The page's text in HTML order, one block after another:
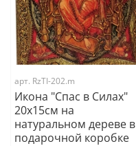
арт. RzTI-202.m
Икона "Спас в Силах"
20х15см на
натуральном дереве в
подарочной коробке